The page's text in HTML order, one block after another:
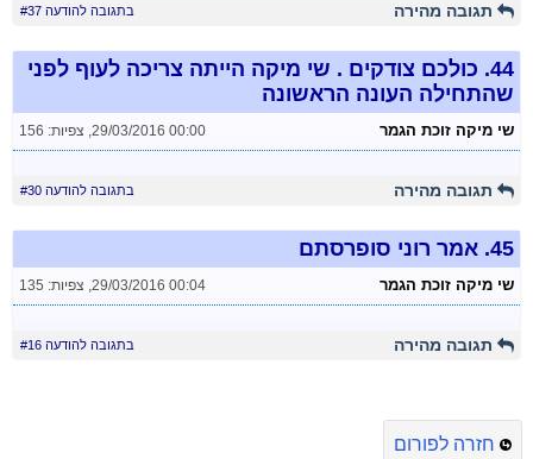
תגובה מהירה בתגובה להודעה #37
44. כולכם צודקים . שי מיקה הייתה צריכה לעוף לפני
שהתחילה העונה הראשונה
שי מיקה זוכת הגמר 29/03/2016 00:00
, צפיות: 156
תגובה מהירה בתגובה להודעה #30
45. אמר רוני סופרסתם
שי מיקה זוכת הגמר 29/03/2016 00:04
, צפיות: 135
תגובה מהירה בתגובה להודעה #16
חזרה לפורום